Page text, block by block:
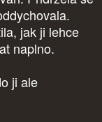
jak ji lehce
naplno.
ji ale